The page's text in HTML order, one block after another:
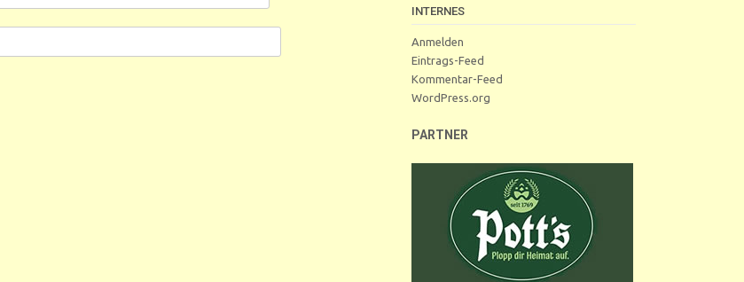
INTERNES
Anmelden
Eintrags-Feed
Kommentar-Feed
WordPress.org
PARTNER